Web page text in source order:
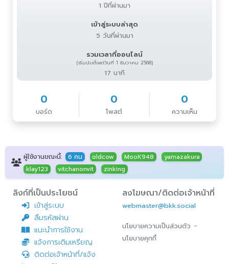
1 ปีที่ผ่านมา
เข้าสู่ระบบล่าสุด
5 วันที่ผ่านมา
รวมเวลาที่ออนไลน์
(เริ่มนับตั้งแต่วันที่ 1 ธันวาคม 2568)
17 นาที
0
บอร์ด
0
โพสต์
0
ความเห็น
ผู้ใช้งานขณะนี้: 6 คน oldcow MooK948
yamazakura
klay123
vitchanonvit zinking
ลิงก์ที่เป็นประโยชน์
เข้าสู่ระบบ
ลืมรหัสผ่าน
แนะนำการใช้งาน
แจ้งการเติมเหรียญ
ติดต่อเจ้าหน้าที่/แจ้ง
ลงโฆษณา/ติดต่อเจ้าหน้าที่
webmaster@bkk.social
นโยบายความเป็นส่วนตัว -
นโยบายคุกกี้